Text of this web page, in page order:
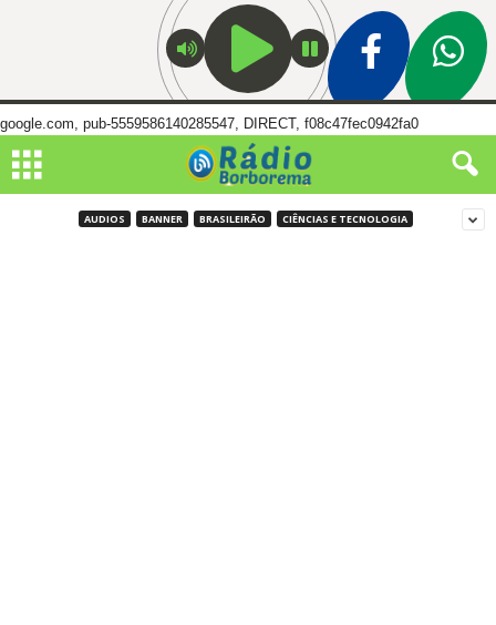
google.com, pub-5559586140285547, DIRECT, f08c47fec0942fa0
AUDIOS BANNER BRASILEIRÃO CIÊNCIAS E TECNOLOGIA